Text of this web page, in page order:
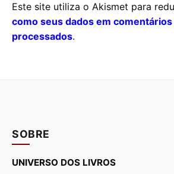
Este site utiliza o Akismet para
como seus dados em comentários
processados.
SOBRE
UNIVERSO DOS LIVROS